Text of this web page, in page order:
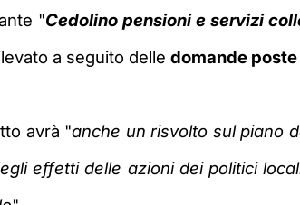
"Cedolino pensioni e servizi
a seguito delle domande
avrà "anche un risvolto sul piano
effetti delle azioni dei politici